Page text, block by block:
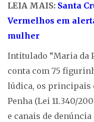
LEIA MAIS: Santa
Vermelhos em
mulher
Intitulado “Maria da
conta com 75
lúdica, os principais
Penha (Lei 11.340/
e canais de